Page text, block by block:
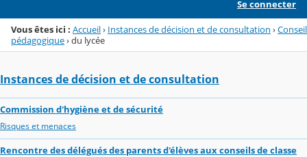
Se connecter
Vous êtes ici : Accueil› Instances de décision et de consultation ›Conseil
pédagogique›du lycée
Instances de décision et de consultation
Commission d'hygiène et de sécurité
Risques et menaces
Rencontre des délégués des parents d'élèves aux conseils de classe